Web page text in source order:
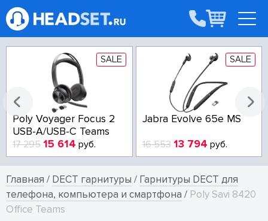
SALE
Poly Voyager Focus 2
USB-A/USB-C Teams
17 295 15 614 руб.
SALE
Jabra Evolve 65e MS
16 553 13 794 руб.
Главная / DECT гарнитуры / Гарнитуры DECT для
телефона, компьютера и смартфона / Poly Savi 8420
Office Teams